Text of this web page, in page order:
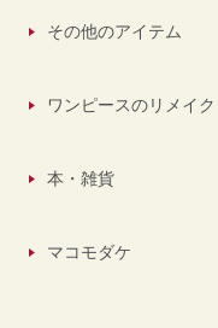
その他のアイテム
ワンピースのリメイク
本・雑貨
マコモダケ